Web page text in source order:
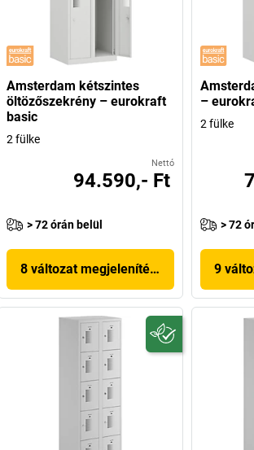
Amsterdam kétszintes
öltözőszekrény – eurokraft
basic
2 fülke
Nettó
94.590,- Ft
> 72 órán belül
8 változat megjelenítése
–
2 fülke
> 72
9